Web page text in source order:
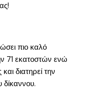
πιο καλό
71 εκατοστών ενώ
διατηρεί την
δίκαννου.